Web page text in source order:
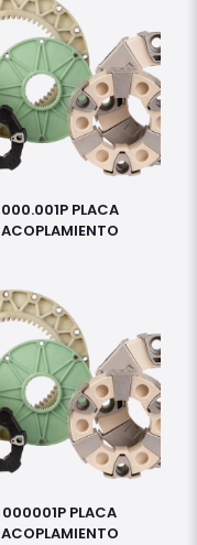
000.001P PLACA
ACOPLAMIENTO
000001P PLACA
ACOPLAMIENTO